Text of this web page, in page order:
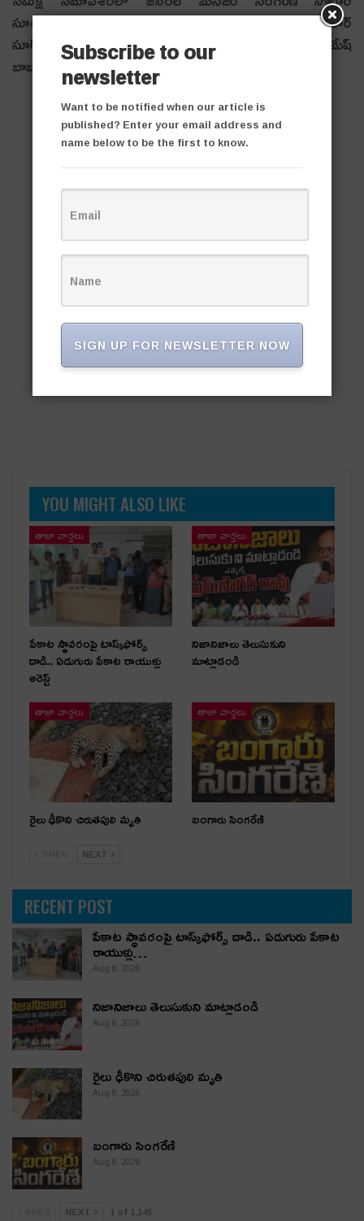
సూర్యనారాయణ రాజు, చీఫ్‌ టెక్నికల్‌ కన్సల్టెంట్ సంజయ్‌ కుమార్‌
సూర్‌, చీఫ్‌ ఓ అండ్‌ ఎం జె.ఎన్‌.సింగ్‌, జి.ఎం. (సివిల్‌) రమేష్‌
బాబు, ఎస్‌.ఇ. ఐ.ఇ. ప్రభాకర్‌ రావు తదితరులు పాల్గొన్నారు.
YOU MIGHT ALSO LIKE
తాజా వార్తలు
పేకాట స్థావరంపై టాస్క్‌ఫోర్స్
దాడి.. ఏడుగురు పేకాట రాయుళ్లు
అరెస్ట్
తాజా వార్తలు
నిజానిజాలు తెలుసుకుని
మాట్లాడండి
తాజా వార్తలు
రైలు ఢీకొని చిరుతపులి మృతి
తాజా వార్తలు
బంగారు సింగరేణి
NEXT
RECENT POST
పేకాట స్థావరంపై టాస్క్‌ఫోర్స్ దాడి.. ఏడుగురు పేకాట
రాయుళ్లు…
Aug 8, 2026
నిజానిజాలు తెలుసుకుని మాట్లాడండి
Aug 8, 2026
రైలు ఢీకొని చిరుతపులి మృతి
Aug 8, 2026
బంగారు సింగరేణి
Aug 8, 2026
NEXT 1 of 1,145
Subscribe to our
newsletter
Want to be notified when our article is
published? Enter your email address and
name below to be the first to know.
SIGN UP FOR NEWSLETTER NOW